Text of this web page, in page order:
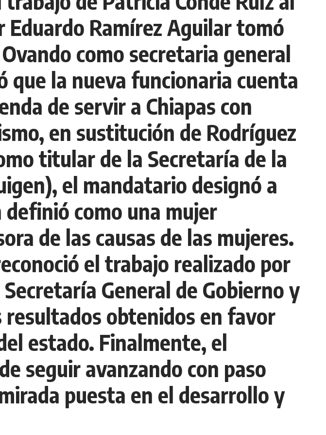
Ramírez Aguilar tomó
como secretaria general
que la nueva funcionaria cuenta
de servir a Chiapas con
en sustitución de Rodríguez
titular de la Secretaría de la
el mandatario designó a
definió como una mujer
de las causas de las mujeres.
el trabajo realizado por
General de Gobierno y
resultados obtenidos en favor
estado. Finalmente, el
seguir avanzando con paso
puesta en el desarrollo y